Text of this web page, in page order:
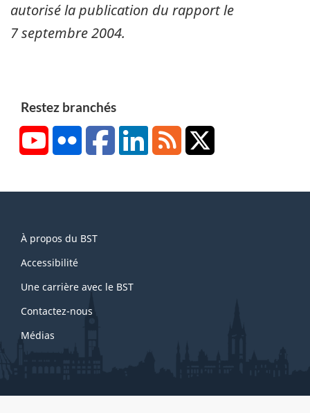
autorisé la publication du rapport le
7 septembre 2004.
Restez branchés
YouTubeFlickr FacebookLinkedInRSS
this
site
À propos du BST
Accessibilité
Une carrière avec le BST
Contactez-nous
Médias